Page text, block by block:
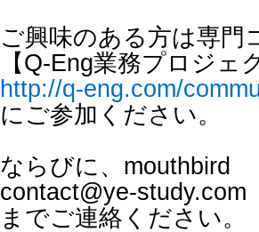
ご興味のある方は専門
【Q-Eng業務プロジェ
http://q-eng.com/
にご参加ください。
ならびに、mouthbird
contact@ye-study.com
までご連絡ください。